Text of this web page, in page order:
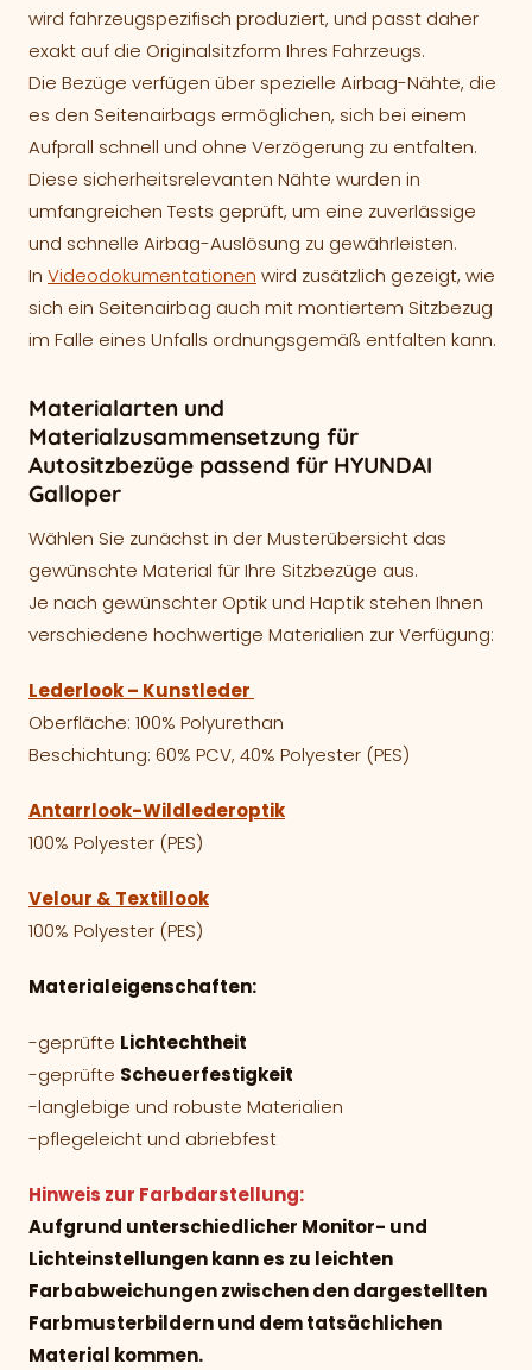
wird fahrzeugspezifisch produziert, und passt daher
exakt auf die Originalsitzform Ihres Fahrzeugs.
Die Bezüge verfügen über spezielle Airbag-Nähte, die
es den Seitenairbags ermöglichen, sich bei einem
Aufprall schnell und ohne Verzögerung zu entfalten.
Diese sicherheitsrelevanten Nähte wurden in
umfangreichen Tests geprüft, um eine zuverlässige
und schnelle Airbag-Auslösung zu gewährleisten.
In Videodokumentationen wird zusätzlich gezeigt, wie
sich ein Seitenairbag auch mit montiertem Sitzbezug
im Falle eines Unfalls ordnungsgemäß entfalten kann.
Materialarten und
Materialzusammensetzung für
Autositzbezüge passend für HYUNDAI
Galloper
Wählen Sie zunächst in der Musterübersicht das
gewünschte Material für Ihre Sitzbezüge aus.
Je nach gewünschter Optik und Haptik stehen Ihnen
verschiedene hochwertige Materialien zur Verfügung:
Lederlook – Kunstleder
Oberfläche: 100% Polyurethan
Beschichtung: 60% PCV, 40% Polyester (PES)
Antarrlook-Wildlederoptik
100% Polyester (PES)
Velour & Textillook
100% Polyester (PES)
Materialeigenschaften:
-geprüfte Lichtechtheit
-geprüfte Scheuerfestigkeit
-langlebige und robuste Materialien
-pflegeleicht und abriebfest
Hinweis zur Farbdarstellung:
Aufgrund unterschiedlicher Monitor- und
Lichteinstellungen kann es zu leichten
Farbabweichungen zwischen den dargestellten
Farbmusterbildern und dem tatsächlichen
Material kommen.